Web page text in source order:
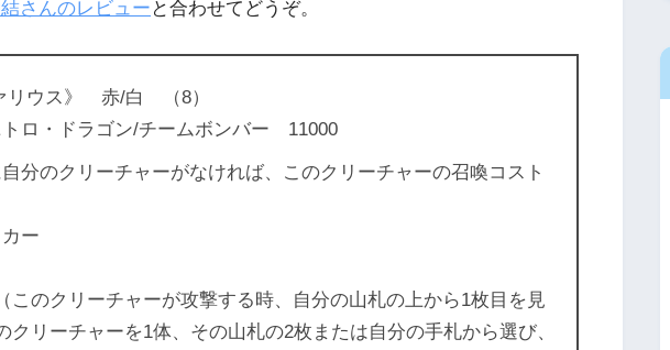
さんのレビュー と合わせてどうぞ。
リウス》 赤/白 （8）
トロ・ドラゴン/チームボンバー 11000
自分のクリーチャーがなければ、このクリーチャーの召喚コスト
ー
このクリーチャーが攻撃する時、自分の山札の上から1枚目を見
クリーチャーを1体、その山札の2枚または自分の手札から選び、